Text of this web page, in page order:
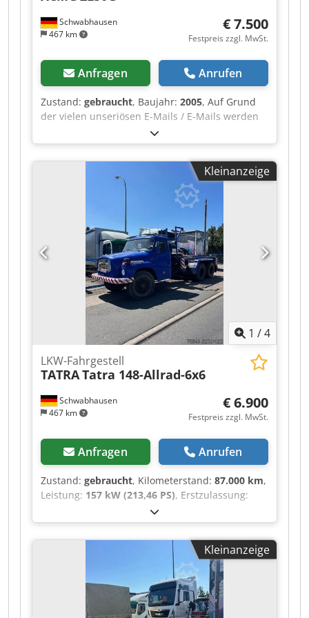
Schwabhausen
467 km
€ 7.500
Festpreis zzgl. MwSt.
Anfragen Anrufen
Zustand: gebraucht, Baujahr: 2005, Auf Grund
der vielen unseriösen E-Mails / E-Mails werden
nicht beantwortet WhatsApp !! Kabelbrand an
der Lichtmaschine !! Dsdpfoztlhdjx Akwekr
"IRRTÜMER,SCHREIBFEHLER UND
ZWISCHENVERKAUF VORBEHALTEN"Kleinanzeige
1 /4
Schwabhausen
467 km
LKW-Fahrgestell
TATRATatra 148-Allrad-6x6
€ 6.900
Festpreis zzgl. MwSt.
Anfragen Anrufen
Zustand: gebraucht, Kilometerstand: 87.000 km,
Leistung: 157 kW (213,46 PS), Erstzulassung:
Diesel
Konfiguration:3 Achsen, Getriebetyp:
mechanisch, Auf Grund der vielen unseriösen E-
Mails / E-Mails werden nicht beantwortet
Dedpfeztlg Tjx Akwskr WhatsApp Fahrbereit und
verkehrssicher Kilometerstand abgelesen
"IRRTÜMER,SCHREIBFEHLER UND
ZWISCHENVERKAUF VORBEHALTEN"
Kleinanzeige